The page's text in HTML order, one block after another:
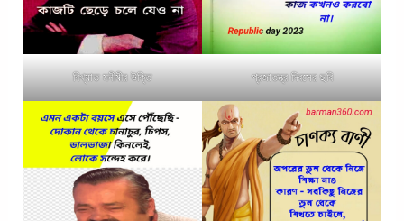
বিখ্যাত মনীষীর উক্তি প্রজাতন্ত্র দিবসের ছবি